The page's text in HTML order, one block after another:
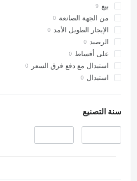
بيع
من الجهة الصانعة
الإيجار الطويل الأمد
الرصيد
على أقساط
استبدال مع دفع فرق السعر
استبدال
سنة التصنيع
–